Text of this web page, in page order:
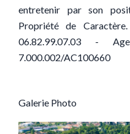
entretenir par son
Propriété de
06.82.99.07.03 -
7.000.002/AC100660
Galerie Photo